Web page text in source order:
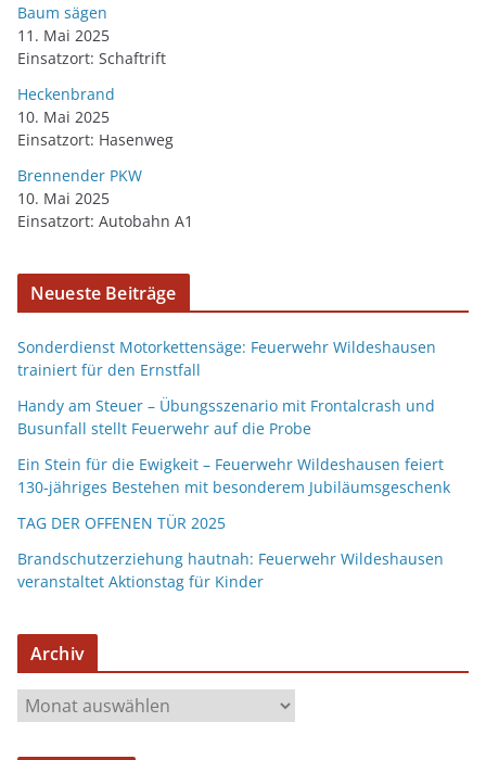
Baum sägen
11. Mai 2025
Einsatzort: Schaftrift
Heckenbrand
10. Mai 2025
Einsatzort: Hasenweg
Brennender PKW
10. Mai 2025
Einsatzort: Autobahn A1
Neueste Beiträge
Sonderdienst Motorkettensäge: Feuerwehr Wildeshausen
trainiert für den Ernstfall
Handy am Steuer – Übungsszenario mit Frontalcrash und
Busunfall stellt Feuerwehr auf die Probe
Ein Stein für die Ewigkeit – Feuerwehr Wildeshausen feiert
130-jähriges Bestehen mit besonderem Jubiläumsgeschenk
TAG DER OFFENEN TÜR 2025
Brandschutzerziehung hautnah: Feuerwehr Wildeshausen
veranstaltet Aktionstag für Kinder
Archiv